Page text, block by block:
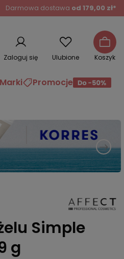
Darmowa dostawa od 179,00 zł*
Zaloguj się Ulubione Koszyk
Marki Promocje
Simple
g